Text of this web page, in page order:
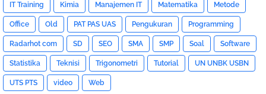
IT Training Kimia Manajemen IT Matematika Metode
Office Old PAT PAS UAS Pengukuran Programming
Radarhot com SD SEO SMA SMP Soal Software
Statistika Teknisi Trigonometri Tutorial UN UNBK USBN
UTS PTS video Web